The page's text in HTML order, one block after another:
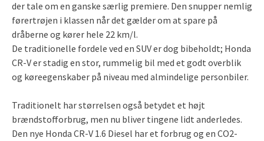
der tale om en ganske særlig premiere. Den snupper nemlig
førertrøjen i klassen når det gælder om at spare på
dråberne og kører hele 22 km/l.
De traditionelle fordele ved en SUV er dog bibeholdt; Honda
CR-V er stadig en stor, rummelig bil med et godt overblik
og køreegenskaber på niveau med almindelige personbiler.
Traditionelt har størrelsen også betydet et højt
brændstofforbrug, men nu bliver tingene lidt anderledes.
Den nye Honda CR-V 1.6 Diesel har et forbrug og en CO2-